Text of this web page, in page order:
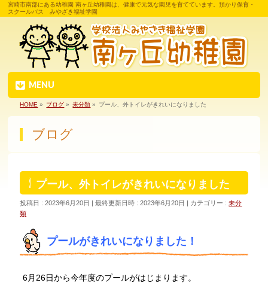
宮崎市南部にある幼稚園 南ヶ丘幼稚園は、健康で元気な園児を育てています。預かり保育・
スクールバス みやざき福祉学園
MENU
ブログ
HOME » ブログ » 未分類 » プール、外トイレがきれいになりました
プール、外トイレがきれいになりました
投稿日 : 2023年6月20日 最終更新日時 : 2023年6月20日 カテゴリー :未分
類
プールがきれいになりました！
6月26日から今年度のプールがはじまります。